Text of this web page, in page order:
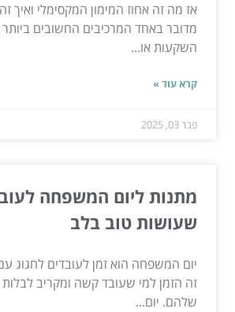
אז מה זה אחוז המימון המקסימלי ואיך
מדובר באחד המרכיבים החשובים
השקעות או...
קרא עוד »
פבר 03, 2025
מתנות ליום המשפחה
שעושות טוב בלב
יום המשפחה הוא זמן לעובדים לחגוג
זה הזמן למי שעובד קשה ומקריב
שלהם. יום...